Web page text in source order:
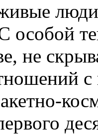
особой
не
с